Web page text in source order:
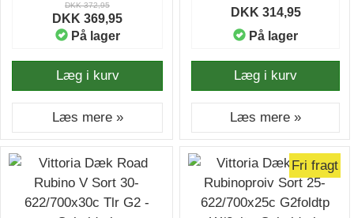
DKK 372,95
DKK 369,95
På lager
Læg i kurv
Læs mere »
DKK 314,95
På lager
Læg i kurv
Læs mere »
Fri fragt